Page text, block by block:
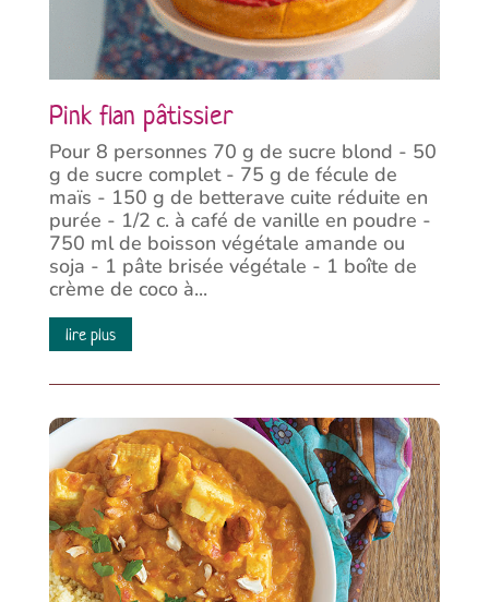
Pink flan pâtissier
Pour 8 personnes 70 g de sucre blond - 50
g de sucre complet - 75 g de fécule de
maïs - 150 g de betterave cuite réduite en
purée - 1/2 c. à café de vanille en poudre -
750 ml de boisson végétale amande ou
soja - 1 pâte brisée végétale - 1 boîte de
crème de coco à...
lire plus